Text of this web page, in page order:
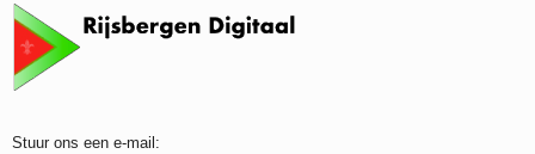
Stuur ons een e-mail: